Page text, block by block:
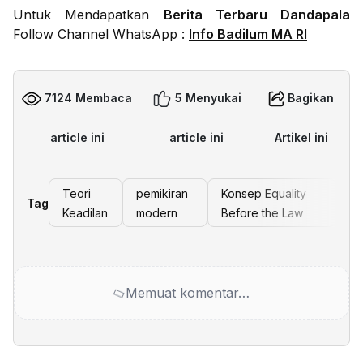
Untuk Mendapatkan Berita Terbaru Dandapala
Follow Channel WhatsApp : Info Badilum MA RI
7124 Membaca
article ini
5 Menyukai
article ini
Bagikan
Artikel ini
Tag
Teori
Keadilan
pemikiran
modern
Konsep Equality
Before the Law
Memuat komentar…